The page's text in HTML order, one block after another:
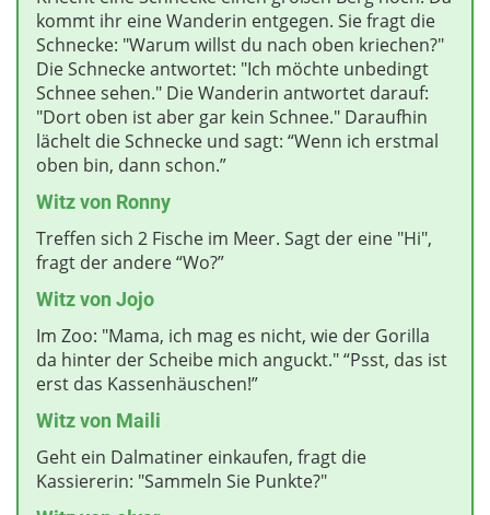
kommt ihr eine Wanderin entgegen. Sie fragt die
Schnecke: "Warum willst du nach oben kriechen?"
Die Schnecke antwortet: "Ich möchte unbedingt
Schnee sehen." Die Wanderin antwortet darauf:
"Dort oben ist aber gar kein Schnee." Daraufhin
lächelt die Schnecke und sagt: “Wenn ich erstmal
oben bin, dann schon.”
Witz von Ronny
Treffen sich 2 Fische im Meer. Sagt der eine "Hi",
fragt der andere “Wo?”
Witz von Jojo
Im Zoo: "Mama, ich mag es nicht, wie der Gorilla
da hinter der Scheibe mich anguckt." “Psst, das ist
erst das Kassenhäuschen!”
Witz von Maili
Geht ein Dalmatiner einkaufen, fragt die
Kassiererin: "Sammeln Sie Punkte?"